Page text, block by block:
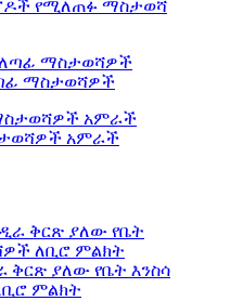
የሚለጠፉ ማስታወሻ
ማስታወሻዎች
አምራች
ቅርጽ ያለው የቤት እንስሳ
ምልክት